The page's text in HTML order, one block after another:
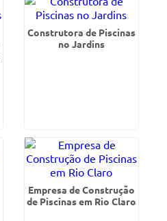
Construtora de Piscinas
no Jardins
Empresa de Construção
de Piscinas em Rio Claro